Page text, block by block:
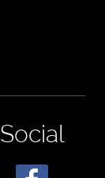
Social